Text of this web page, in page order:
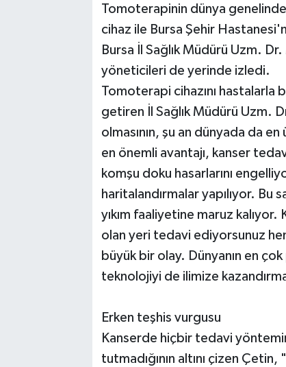
Tomoterapinin dünya
cihaz ile Bursa Şehir
Bursa İl Sağlık Müdürü Uzm.
yöneticileri de yerinde izledi.
Tomoterapi cihazını hastalarla
getiren İl Sağlık Müdürü Uzm.
olmasının, şu an dünyada da
en önemli avantajı, kanser
komşu doku hasarlarını
haritalandırmalar yapılıyor.
yıkım faaliyetine maruz
olan yeri tedavi ediyorsunuz
büyük bir olay. Dünyanın en
teknolojiyi de ilimize
Erken teşhis vurgusu
Kanserde hiçbir tedavi
tutmadığının altını çizen